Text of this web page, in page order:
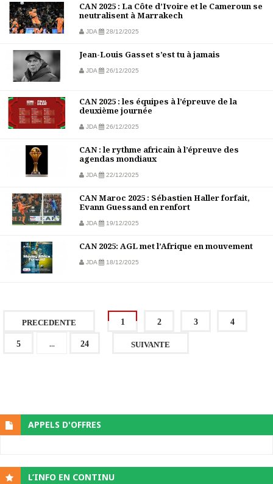
CAN 2025 : La Côte d’Ivoire et le Cameroun se
neutralisent à Marrakech
JDA 28/12/2025
Jean-Louis Gasset s’est tu à jamais
JDA 26/12/2025
CAN 2025 : les équipes à l’épreuve de la
deuxième journée
JDA 26/12/2025
CAN : le rythme africain à l’épreuve des
agendas mondiaux
JDA 22/12/2025
CAN Maroc 2025 : Sébastien Haller forfait,
Evann Guessand en renfort
JDA 19/12/2025
CAN 2025: AGL met l’Afrique en mouvement
JDA 18/12/2025
PRECEDENTE 1 2 3 4
5 ... 24 SUIVANTE
APPELS D'OFFRES
L’INFO EN CONTINU